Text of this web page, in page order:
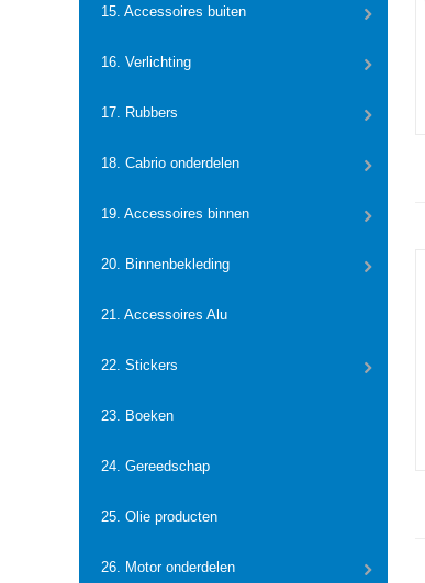
15. Accessoires buiten
16. Verlichting
17. Rubbers
18. Cabrio onderdelen
19. Accessoires binnen
20. Binnenbekleding
21. Accessoires Alu
22. Stickers
23. Boeken
24. Gereedschap
25. Olie producten
26. Motor onderdelen